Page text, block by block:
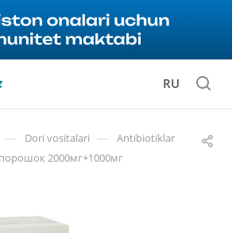
RU
— Dori vositalari — Antibiotiklar
2000мг+1000мг